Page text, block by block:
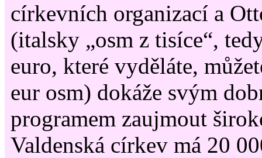
církevních organizací a
(italsky „osm z tisíce“,
euro, které vyděláte,
eur osm) dokáže svým
programem zaujmout
Valdenská církev má 20